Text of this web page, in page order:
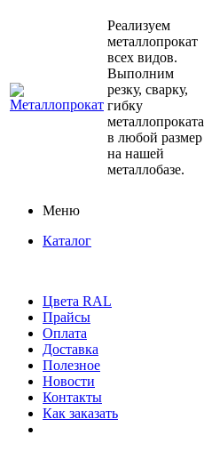
Реализуем
металлопрокат
всех видов.
Выполним
резку, сварку,
гибку
металлопроката
в любой размер
на нашей
металлобазе.
Меню
Каталог
Цвета RAL
Прайсы
Оплата
Доставка
Полезное
Новости
Контакты
Как заказать